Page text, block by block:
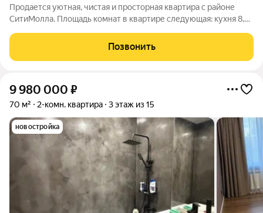
Продается уютная, чистая и просторная квартира с районе
СитиМолла. Площадь комнат в квартире следующая: кухня 8,7
все для комфортного проживания. Санузел и ванная комната в
Позвонить
9 980 000 ₽
70 м² 2-комн. квартира 3 этаж из 15
новостройка